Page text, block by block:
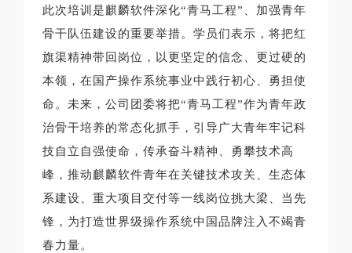
此次培训是麒麟软件深化“青马工程”、加强青年
骨干队伍建设的重要举措。学员们表示，将把红
旗渠精神带回岗位，以更坚定的信念、更过硬的
本领，在国产操作系统事业中践行初心、勇担使
命。未来，公司团委将把“青马工程”作为青年政
治骨干培养的常态化抓手，引导广大青年牢记科
技自立自强使命，传承奋斗精神、勇攀技术高
峰，推动麒麟软件青年在关键技术攻关、生态体
系建设、重大项目交付等一线岗位挑大梁、当先
锋，为打造世界级操作系统中国品牌注入不竭青
春力量。